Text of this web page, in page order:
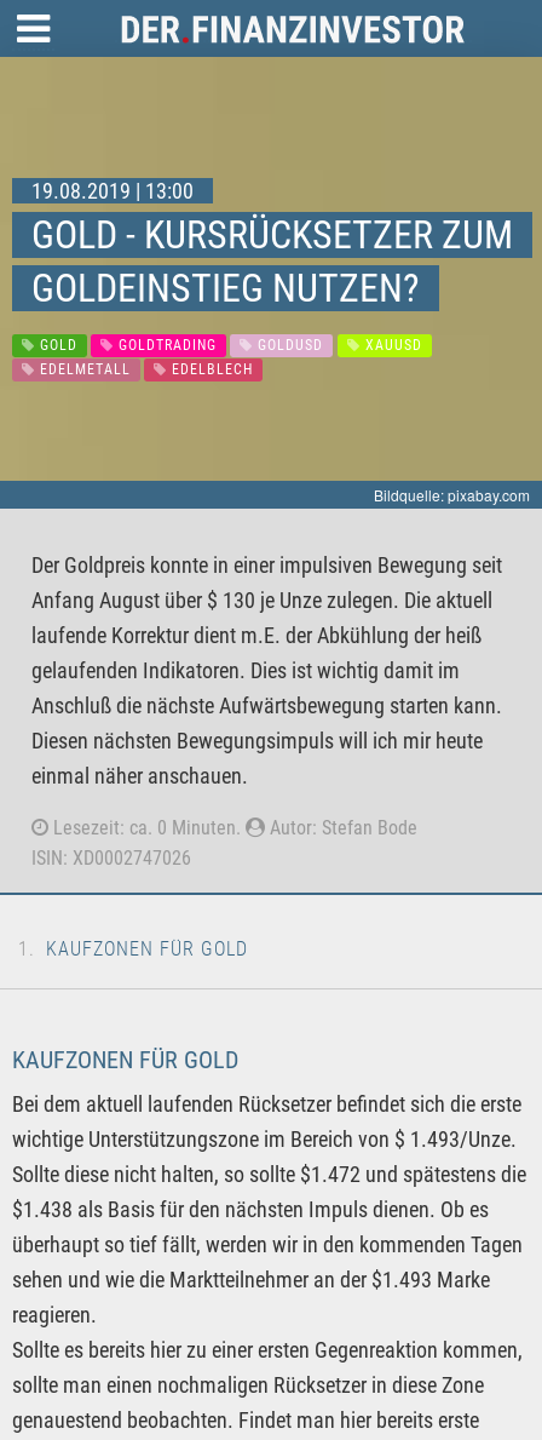
19.08.2019 | 13:00
GOLD - KURSRÜCKSETZER ZUM
GOLDEINSTIEG NUTZEN?
GOLD GOLDTRADING GOLDUSD
XAUUSD
EDELMETALL
EDELBLECH
Bildquelle: pixabay.com
Der Goldpreis konnte in einer impulsiven Bewegung seit
Anfang August über $ 130 je Unze zulegen. Die aktuell
laufende Korrektur dient m.E. der Abkühlung der heiß
gelaufenden Indikatoren. Dies ist wichtig damit im
Anschluß die nächste Aufwärtsbewegung starten kann.
Diesen nächsten Bewegungsimpuls will ich mir heute
einmal näher anschauen.
Lesezeit: ca. 0 Minuten.
Autor: Stefan Bode
ISIN: XD0002747026
KAUFZONEN FÜR GOLD
KAUFZONEN FÜR GOLD
Bei dem aktuell laufenden Rücksetzer befindet sich die erste
wichtige Unterstützungszone im Bereich von $ 1.493/Unze.
Sollte diese nicht halten, so sollte $1.472 und spätestens die
$1.438 als Basis für den nächsten Impuls dienen. Ob es
überhaupt so tief fällt, werden wir in den kommenden Tagen
sehen und wie die Marktteilnehmer an der $1.493 Marke
reagieren.
Sollte es bereits hier zu einer ersten Gegenreaktion kommen,
sollte man einen nochmaligen Rücksetzer in diese Zone
genauestend beobachten. Findet man hier bereits erste